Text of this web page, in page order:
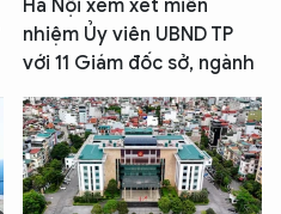
Hà Nội xem xét miễn
nhiệm Ủy viên UBND TP
với 11 Giám đốc sở, ngành